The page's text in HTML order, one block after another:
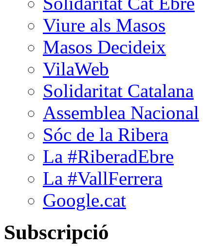
Viure als Masos
Masos Decideix
VilaWeb
Solidaritat Catalana
Assemblea Nacional
Sóc de la Ribera
La #RiberadEbre
La #VallFerrera
Google.cat
Subscripció